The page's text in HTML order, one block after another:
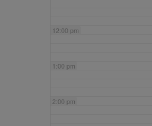
12:00 pm
1:00 pm
2:00 pm